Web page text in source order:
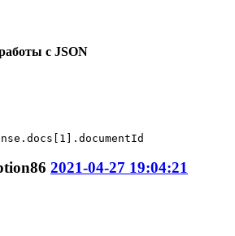
с JSON
2021-04-27 19:04:21